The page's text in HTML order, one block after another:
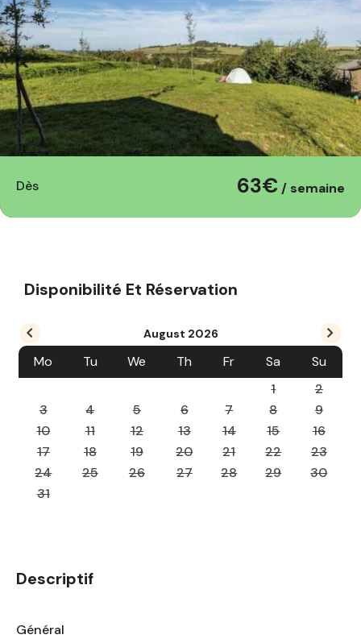
Dès 63€ / semaine
Disponibilité Et Réservation
August 2026
Mo Tu We Th Fr Sa
Su
1
2
3
4 5 6 7 8
9
10
11 12 13 14 15
16
17
18 19 20 21 22
23
24
25 26 27 28 29
30
31
Descriptif
Général